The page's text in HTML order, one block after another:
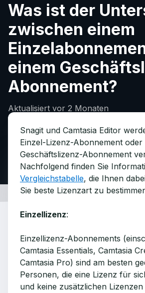
Was ist der
zwischen einem
einem
Abonnement?
Aktualisiert vor 2 Monaten
Snagit und Camtasia Editor
Einzel-Lizenz-Abonnement oder
Geschäftslizenz-Abonnement
Nachfolgend finden Sie
Vergleichstabelle, die Ihnen
Sie beste Lizenzart zu
Einzellizenz:
Einzellizenz-Abonnements
Camtasia Essentials, Camtasia
Camtasia Pro) sind am besten
Personen, die eine Lizenz für
und keine zusätzlichen